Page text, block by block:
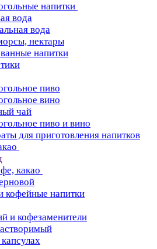
напитки
вода
вода
нектары
напитки
пиво
вино
чай
пиво и вино
для приготовления напитков
какао
кофейные напитки
и кофезаменители